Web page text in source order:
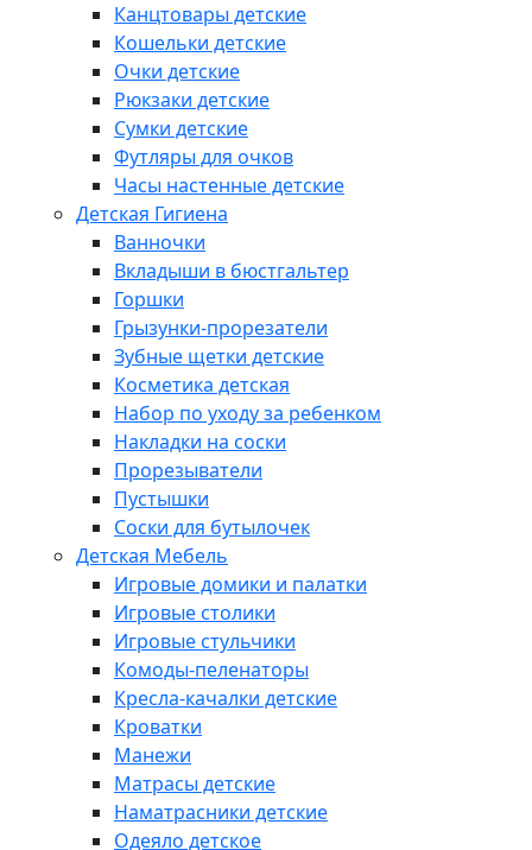
Канцтовары детские
Кошельки детские
Очки детские
Рюкзаки детские
Сумки детские
Футляры для очков
Часы настенные детские
Детская Гигиена
Ванночки
Вкладыши в бюстгальтер
Горшки
Грызунки-прорезатели
Зубные щетки детские
Косметика детская
Набор по уходу за ребенком
Накладки на соски
Прорезыватели
Пустышки
Соски для бутылочек
Детская Мебель
Игровые домики и палатки
Игровые столики
Игровые стульчики
Комоды-пеленаторы
Кресла-качалки детские
Кроватки
Манежи
Матрасы детские
Наматрасники детские
Одеяло детское